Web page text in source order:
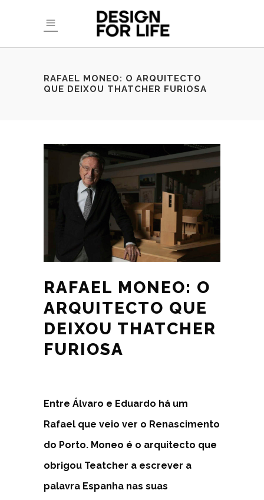
RAFAEL MONEO: O ARQUITECTO
QUE DEIXOU THATCHER FURIOSA
RAFAEL MONEO: O
ARQUITECTO QUE
DEIXOU THATCHER
FURIOSA
Entre Álvaro e Eduardo há um
Rafael que veio ver o Renascimento
do Porto. Moneo é o arquitecto que
obrigou Teatcher a escrever a
palavra Espanha nas suas